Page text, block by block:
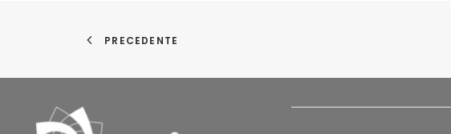
PRECEDENTE